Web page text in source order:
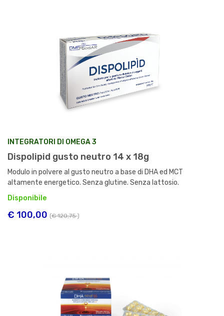
INTEGRATORI DI OMEGA 3
Dispolipid gusto neutro 14 x 18g
Modulo in polvere al gusto neutro a base di DHA ed MCT
altamente energetico. Senza glutine. Senza lattosio.
Disponibile
€ 100,00 (€ 120,75)